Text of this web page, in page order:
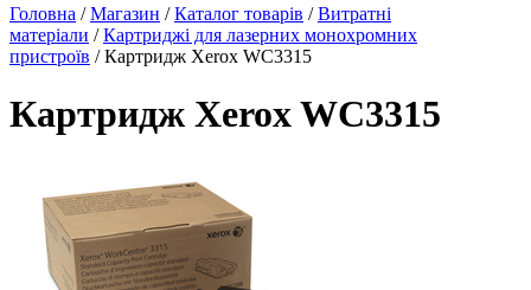
Головна /Магазин /Каталог товарів /Витратні
матеріали /Картриджі для лазерних монохромних
пристроїв / Картридж Xerox WC3315
Картридж Xerox WC3315